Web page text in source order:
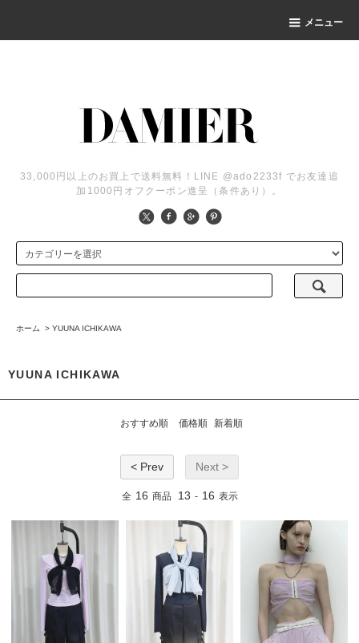
メニュー
33,000円以上のお買上で送料無料！LINE @ado2233f でお友達追
加1000円オフクーポン進呈（条件あり）。
ホーム > YUUNA ICHIKAWA
YUUNA ICHIKAWA
おすすめ順 価格順 新着順
< Prev Next >
全 16 商品 13 - 16 表示